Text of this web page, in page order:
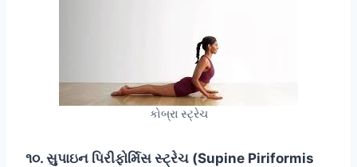
કોબ્રા સ્ટ્રેચ
૧૦. સુપાઇન પિરીફોર્મિસ સ્ટ્રેચ (Supine Piriformis